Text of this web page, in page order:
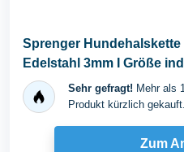
Sprenger
Edelstahl 3mm I Größe
Sehr gefragt! Mehr als
Produkt kürzlich gekauft.
Zum